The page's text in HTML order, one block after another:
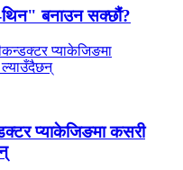
थिन" बनाउन सक्छौं?
प्याकेजिङमा कसरी